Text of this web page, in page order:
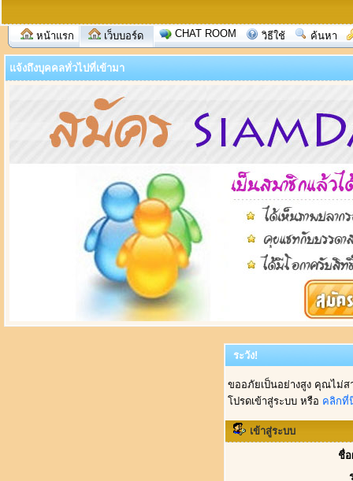
หน้าแรก เว็บบอร์ด CHAT ROOM วิธีใช้ ค้นหา
แจ้งถึงบุคคลทั่วไปที่เข้ามา
ระวัง!
ขออภัยเป็นอย่างสูง คุณไม่
โปรดเข้าสู่ระบบ หรือ คลิกที่
เข้าสู่ระบบ
ชื่อ